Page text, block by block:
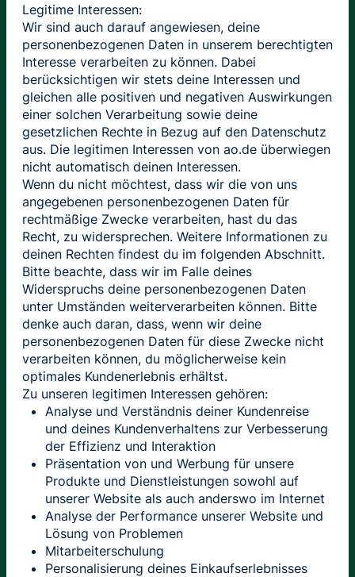
Legitime Interessen:
Wir sind auch darauf angewiesen, deine
personenbezogenen Daten in unserem berechtigten
Interesse verarbeiten zu können. Dabei
berücksichtigen wir stets deine Interessen und
gleichen alle positiven und negativen Auswirkungen
einer solchen Verarbeitung sowie deine
gesetzlichen Rechte in Bezug auf den Datenschutz
aus. Die legitimen Interessen von ao.de überwiegen
nicht automatisch deinen Interessen.
Wenn du nicht möchtest, dass wir die von uns
angegebenen personenbezogenen Daten für
rechtmäßige Zwecke verarbeiten, hast du das
Recht, zu widersprechen. Weitere Informationen zu
deinen Rechten findest du im folgenden Abschnitt.
Bitte beachte, dass wir im Falle deines
Widerspruchs deine personenbezogenen Daten
unter Umständen weiterverarbeiten können. Bitte
denke auch daran, dass, wenn wir deine
personenbezogenen Daten für diese Zwecke nicht
verarbeiten können, du möglicherweise kein
optimales Kundenerlebnis erhältst.
Zu unseren legitimen Interessen gehören:
Analyse und Verständnis deiner Kundenreise
und deines Kundenverhaltens zur Verbesserung
der Effizienz und Interaktion
Präsentation von und Werbung für unsere
Produkte und Dienstleistungen sowohl auf
unserer Website als auch anderswo im Internet
Analyse der Performance unserer Website und
Lösung von Problemen
Mitarbeiterschulung
Personalisierung deines Einkaufserlebnisses